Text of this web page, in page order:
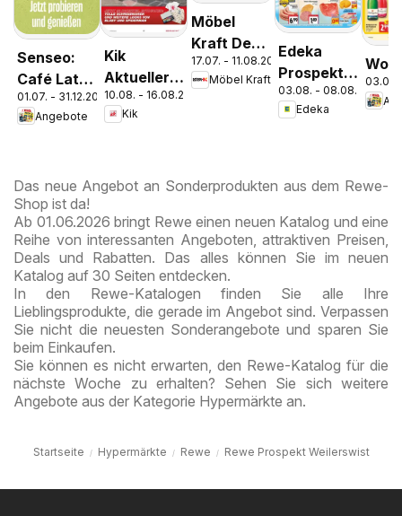
Senseo:
Café Latte
Dubai
Chocolate
01.07. - 31.12.2026
Angebote
Kik
Aktueller
Prospekt
10.08. - 16.08.2026
Kik
Möbel
Kraft Der
Sommer
zieht ein!
17.07. - 11.08.2026
Möbel Kraft
Edeka
Prospekt
Parchim
03.08. - 08.08.2026
Edeka
03.08.
Das neue Angebot an Sonderprodukten aus dem Rewe-
Shop ist da!
Ab 01.06.2026 bringt Rewe einen neuen Katalog und eine
Reihe von interessanten Angeboten, attraktiven Preisen,
Deals und Rabatten. Das alles können Sie im neuen
Katalog auf 30 Seiten entdecken.
In den Rewe-Katalogen finden Sie alle Ihre
Lieblingsprodukte, die gerade im Angebot sind. Verpassen
Sie nicht die neuesten Sonderangebote und sparen Sie
beim Einkaufen.
Sie können es nicht erwarten, den Rewe-Katalog für die
nächste Woche zu erhalten? Sehen Sie sich weitere
Angebote aus der Kategorie Hypermärkte an.
Startseite Hypermärkte Rewe Rewe Prospekt Weilerswist